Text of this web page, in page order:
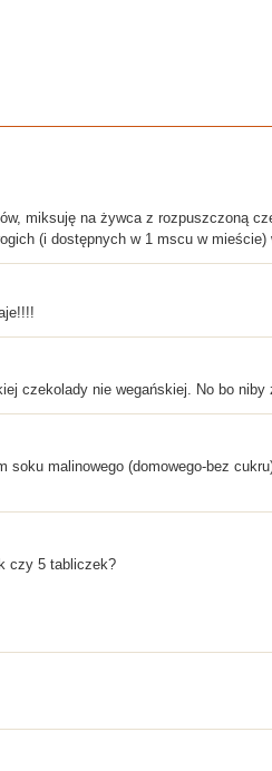
miksuję na żywca z rozpuszczoną
(i dostępnych w 1 mscu w mieście)
czekolady nie wegańskiej. No bo
soku malinowego (domowego-bez
czy 5 tabliczek?